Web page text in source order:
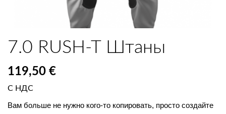
7.0 RUSH-T Штаны
119,50 €
С НДС
Вам больше не нужно кого-то копировать, просто создайте